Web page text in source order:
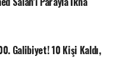
Galibiyet! 10 Kişi Kaldı,